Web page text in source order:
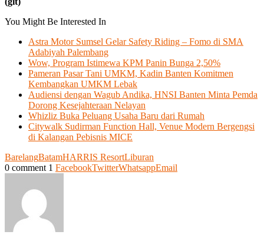
You Might Be Interested In
Astra Motor Sumsel Gelar Safety Riding – Fomo di SMA
Adabiyah Palembang
Wow, Program Istimewa KPM Panin Bunga 2,50%
Pameran Pasar Tani UMKM, Kadin Banten Komitmen
Kembangkan UMKM Lebak
Audiensi dengan Wagub Andika, HNSI Banten Minta Pemda
Dorong Kesejahteraan Nelayan
Whizliz Buka Peluang Usaha Baru dari Rumah
Citywalk Sudirman Function Hall, Venue Modern Bergengsi
di Kalangan Pebisnis MICE
BarelangBatamHARRIS ResortLiburan
0 comment 1 FacebookTwitterWhatsappEmail